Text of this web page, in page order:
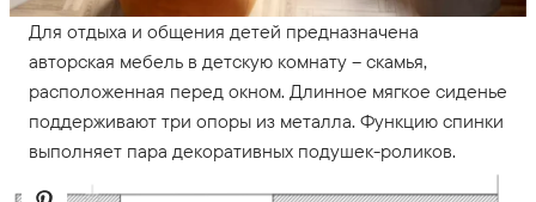
Для отдыха и общения детей предназначена
авторская мебель в детскую комнату – скамья,
расположенная перед окном. Длинное мягкое сиденье
поддерживают три опоры из металла. Функцию спинки
выполняет пара декоративных подушек-роликов.